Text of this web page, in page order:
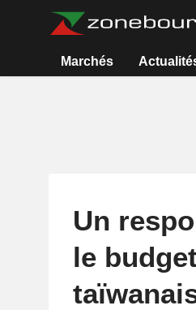
Marchés
Un
le